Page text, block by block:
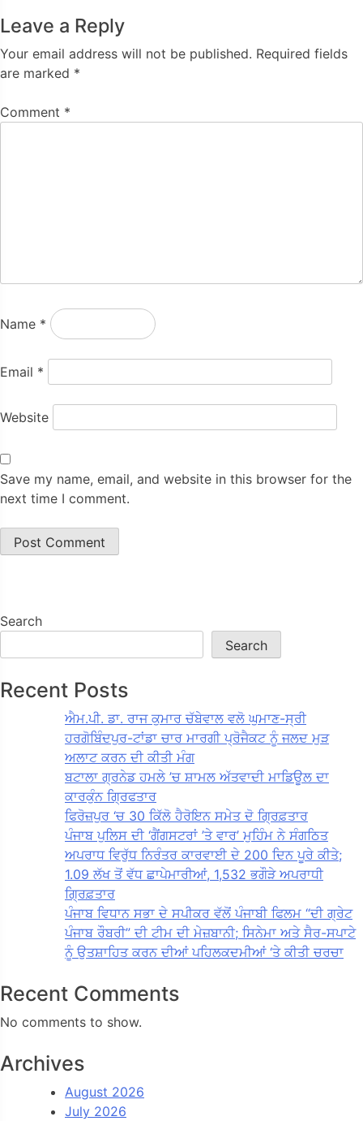
Leave a Reply
Your email address will not be published. Required fields
are marked *
Comment *
Name *
Email *
Website
Save my name, email, and website in this browser for the
next time I comment.
Search
Search
Recent Posts
ਐਮ.ਪੀ. ਡਾ. ਰਾਜ ਕੁਮਾਰ ਚੱਬੇਵਾਲ ਵਲੋ ਘੁਮਾਣ-ਸ੍ਰੀ
ਹਰਗੋਬਿੰਦਪੁਰ-ਟਾਂਡਾ ਚਾਰ ਮਾਰਗੀ ਪ੍ਰੋਜੈਕਟ ਨੂੰ ਜਲਦ ਮੁੜ
ਅਲਾਟ ਕਰਨ ਦੀ ਕੀਤੀ ਮੰਗ
ਬਟਾਲਾ ਗ੍ਰਨੇਡ ਹਮਲੇ ’ਚ ਸ਼ਾਮਲ ਅੱਤਵਾਦੀ ਮਾਡਿਊਲ ਦਾ
ਕਾਰਕੁੰਨ ਗ੍ਰਿਫਤਾਰ
ਫਿਰੋਜ਼ਪੁਰ ‘ਚ 30 ਕਿੱਲੋ ਹੈਰੋਇਨ ਸਮੇਤ ਦੋ ਗ੍ਰਿਫ਼ਤਾਰ
ਪੰਜਾਬ ਪੁਲਿਸ ਦੀ ‘ਗੈਂਗਸਟਰਾਂ ’ਤੇ ਵਾਰ’ ਮੁਹਿੰਮ ਨੇ ਸੰਗਠਿਤ
ਅਪਰਾਧ ਵਿਰੁੱਧ ਨਿਰੰਤਰ ਕਾਰਵਾਈ ਦੇ 200 ਦਿਨ ਪੂਰੇ ਕੀਤੇ;
1.09 ਲੱਖ ਤੋਂ ਵੱਧ ਛਾਪੇਮਾਰੀਆਂ, 1,532 ਭਗੌੜੇ ਅਪਰਾਧੀ
ਗ੍ਰਿਫ਼ਤਾਰ
ਪੰਜਾਬ ਵਿਧਾਨ ਸਭਾ ਦੇ ਸਪੀਕਰ ਵੱਲੋਂ ਪੰਜਾਬੀ ਫਿਲਮ “ਦੀ ਗ੍ਰੇਟ
ਪੰਜਾਬ ਰੌਬਰੀ” ਦੀ ਟੀਮ ਦੀ ਮੇਜ਼ਬਾਨੀ; ਸਿਨੇਮਾ ਅਤੇ ਸੈਰ-ਸਪਾਟੇ
ਨੂੰ ਉਤਸ਼ਾਹਿਤ ਕਰਨ ਦੀਆਂ ਪਹਿਲਕਦਮੀਆਂ ‘ਤੇ ਕੀਤੀ ਚਰਚਾ
Recent Comments
No comments to show.
Archives
August 2026
July 2026